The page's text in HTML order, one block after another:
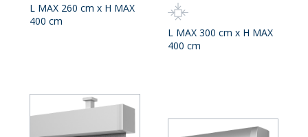
L MAX 260 cm x H MAX
400 cm
L MAX 300 cm x H MAX
400 cm